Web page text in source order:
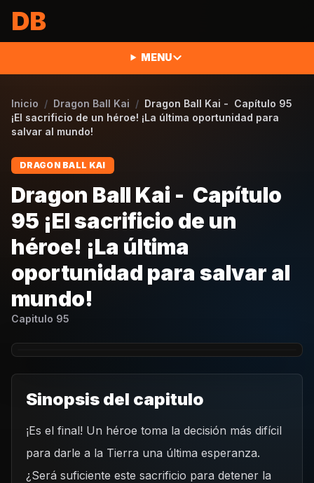
DB
MENU
Inicio / Dragon Ball Kai / Dragon Ball Kai - Capítulo 95
¡El sacrificio de un héroe! ¡La última oportunidad para
salvar al mundo!
DRAGON BALL KAI
Dragon Ball Kai - Capítulo
95 ¡El sacrificio de un
héroe! ¡La última
oportunidad para salvar al
mundo!
Capitulo 95
REPRODUCIR CAPITULO
Dragon Ball Kai - Capítulo 95 ¡El sacrificio de un héroe!
CARGAR REPRODUCTOR
Sinopsis del capitulo
¡Es el final! Un héroe toma la decisión más difícil
para darle a la Tierra una última esperanza.
¿Será suficiente este sacrificio para detener la